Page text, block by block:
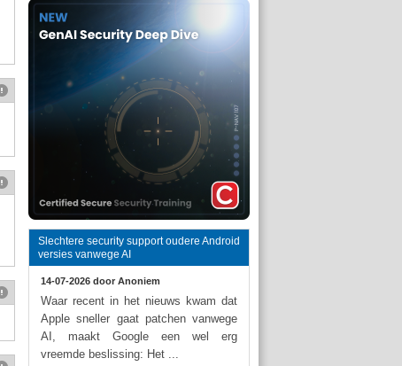
Slechtere security support oudere Android
versies vanwege AI
14-07-2026 door Anoniem
Waar recent in het nieuws kwam dat
Apple sneller gaat patchen vanwege
AI, maakt Google een wel erg
vreemde beslissing: Het ...